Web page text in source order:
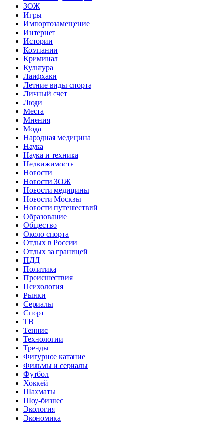
ЗОЖ
Игры
Импортозамещение
Интернет
Истории
Компании
Криминал
Культура
Лайфхаки
Летние виды спорта
Личный счет
Люди
Места
Мнения
Мода
Народная медицина
Наука
Наука и техника
Недвижимость
Новости
Новости ЗОЖ
Новости медицины
Новости Москвы
Новости путешествий
Образование
Общество
Около спорта
Отдых в России
Отдых за границей
ПДД
Политика
Происшествия
Психология
Рынки
Сериалы
Спорт
ТВ
Теннис
Технологии
Тренды
Фигурное катание
Фильмы и сериалы
Футбол
Хоккей
Шахматы
Шоу-бизнес
Экология
Экономика